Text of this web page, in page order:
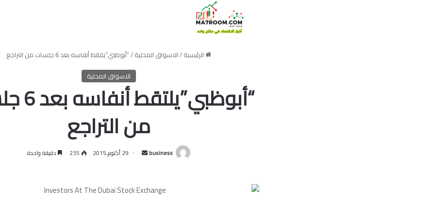
الرئيسية/الاسواق المحلية/“أبوظبي”يلتقط أنفاسه بعد 6 جلسات من التراجع
الاسواق المحلية
من التراجع
business
أرسل 29 أكتوبر,2015 235 دقيقة واحدة